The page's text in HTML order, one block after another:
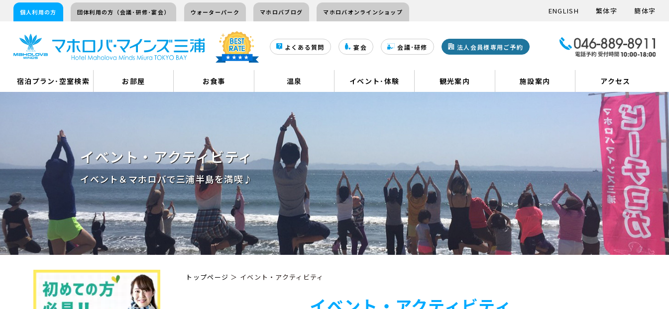
個人利用の方 団体利用の方（会議･研修･宴会） ウォーターパーク マホロバブログ マホロバオンラインショップ ENGLISH 繁体字 簡体字
よくある質問 宴会 会議･研修 法人会員様専用ご予約
宿泊プラン･空室検索 お部屋 お食事 温泉 イベント･体験 観光案内 施設案内 アクセス
イベント・アクティビティ
イベント＆マホロバで三浦半島を満喫♪
トップページ ＞ イベント・アクティビティ